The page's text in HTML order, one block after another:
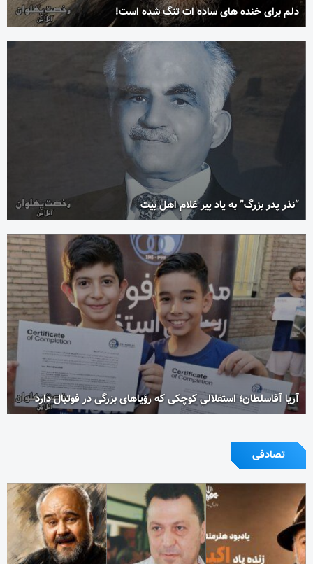
دلم برای خنده های ساده ات تنگ شده است!
“نذر پدر بزرگ” به یاد پیر غلام اهل بیت
آریا آقاسلطان؛ استقلالیِ کوچکی که رؤیاهای بزرگی در فوتبال دارد
تصادفی